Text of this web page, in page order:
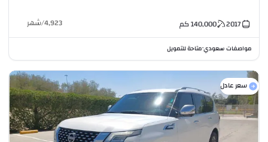
2017
140,000كم 4,923
/شهر
مواصفات سعودي•متاحة للتمويل
سعر عادل